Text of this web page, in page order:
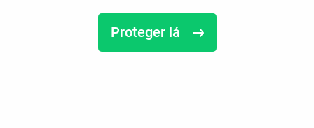
Proteger lá